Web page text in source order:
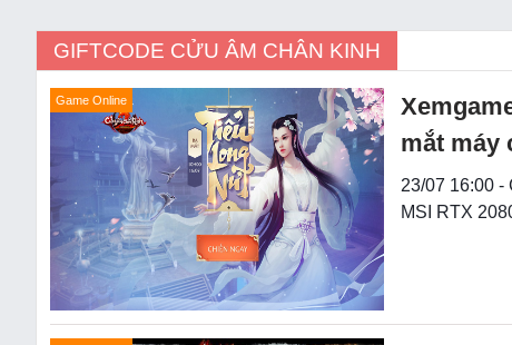
GIFTCODE CỬU ÂM CHÂN KINH
Game Online
mắt máy
23/07 16:00 -
MSI RTX